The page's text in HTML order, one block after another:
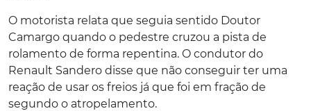
O motorista relata que seguia sentido Doutor
Camargo quando o pedestre cruzou a pista de
rolamento de forma repentina. O condutor do
Renault Sandero disse que não conseguir ter uma
reação de usar os freios já que foi em fração de
segundo o atropelamento.